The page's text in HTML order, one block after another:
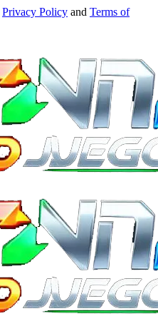
Privacy Policy and Terms of